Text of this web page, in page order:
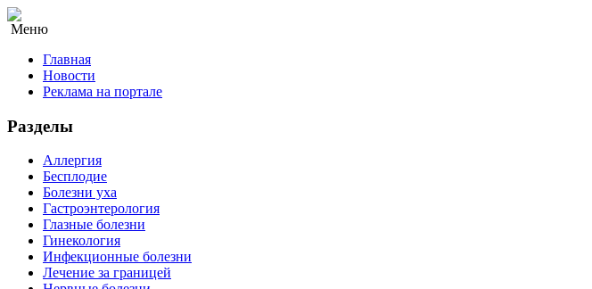
Меню
Главная
Новости
Реклама на портале
Разделы
Аллергия
Бесплодие
Болезни уха
Гастроэнтерология
Глазные болезни
Гинекология
Инфекционные болезни
Лечение за границей